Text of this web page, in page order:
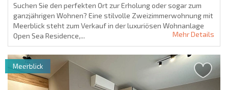
Suchen Sie den perfekten Ort zur Erholung oder sogar zum
ganzjährigen Wohnen? Eine stilvolle Zweizimmerwohnung mit
Meerblick steht zum Verkauf in der luxuriösen Wohnanlage
Open Sea Residence,...
Mehr Details
Meerblick